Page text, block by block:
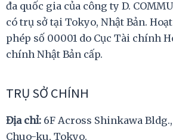
đa quốc gia của công ty D.
có trụ sở tại Tokyo, Nhật Bản.
phép số 00001 do Cục Tài chính
chính Nhật Bản cấp.
TRỤ SỞ CHÍNH
Địa chỉ: 6F Across Shinkawa
Chuo-ku, Tokyo.